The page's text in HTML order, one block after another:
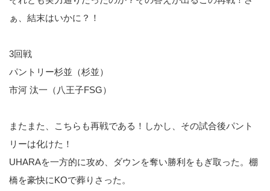
ぁ、結末はいかに？！
3回戦
パントリー杉並（杉並）
市河 汰一（八王子FSG）
またまた、こちらも再戦である！しかし、その試合後パント
リーは化けた！
UHARAを一方的に攻め、ダウンを奪い勝利をもぎ取った。棚
橋を豪快にKOで葬りさった。